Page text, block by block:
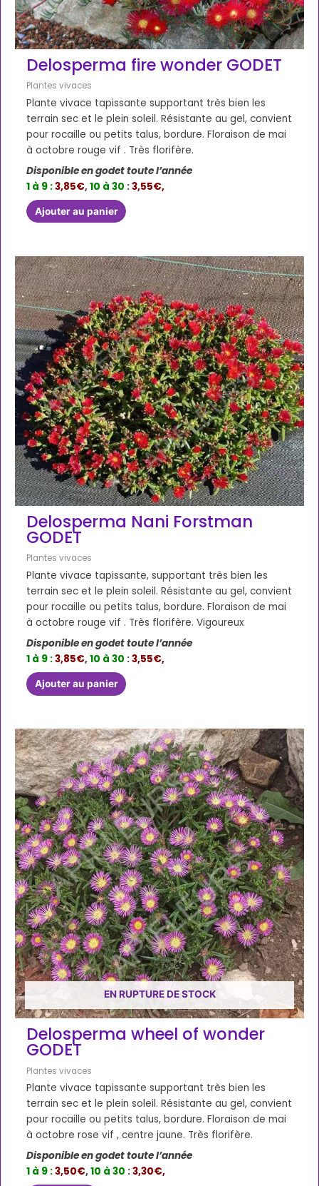
Delosperma fire wonder GODET
Plantes vivaces
Plante vivace tapissante supportant très bien les
terrain sec et le plein soleil. Résistante au gel, convient
pour rocaille ou petits talus, bordure. Floraison de mai
à octobre rouge vif . Très florifère.
Disponible en godet toute l’année
1 à 9 :3,85€,10 à 30 :3,55€,
Ajouter au panier
Delosperma Nani Forstman
GODET
Plantes vivaces
Plante vivace tapissante, supportant très bien les
terrain sec et le plein soleil. Résistante au gel, convient
pour rocaille ou petits talus, bordure. Floraison de mai
à octobre rouge vif . Très florifère. Vigoureux
Disponible en godet toute l’année
1 à 9 :3,85€,10 à 30 :3,55€,
Ajouter au panier
EN RUPTURE DE STOCK
Delosperma wheel of wonder
GODET
Plantes vivaces
Plante vivace tapissante supportant très bien les
terrain sec et le plein soleil. Résistante au gel, convient
pour rocaille ou petits talus, bordure. Floraison de mai
à octobre rose vif , centre jaune. Très florifère.
Disponible en godet toute l’année
1 à 9 :3,50€,10 à 30 :3,30€,